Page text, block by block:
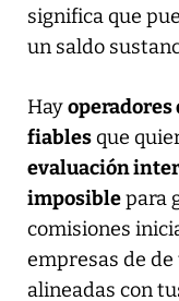
significa que
un saldo
Hayoperadores
fiablesque
evaluación
imposiblepara
comisiones
empresas de
alineadas con